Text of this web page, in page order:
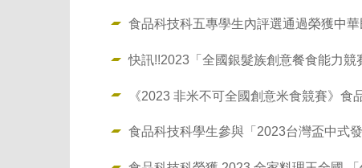
食品科技科五專學生內評選通過榮獲中
快訊!!2023「全國銀髮族創意餐食能力競
《2023 非米不可全國創意米食競賽》食
食品科技科學生參與「2023台灣盃中式